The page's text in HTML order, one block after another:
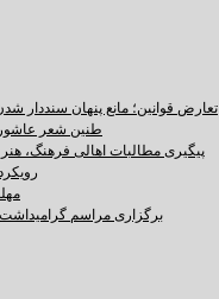
تعارض قوانین؛ مانع پنهان سنددار
طنین شعر
پیگیری مطالبات اهالی فرهنگ،
برگزاری مراسم گرامیداشت